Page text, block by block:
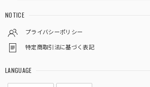
NOTICE
プライバシーポリシー
特定商取引法に基づく表記
LANGUAGE